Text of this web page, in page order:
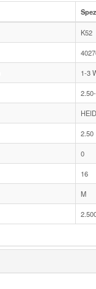
K52
1-3
2.50
0
16
M